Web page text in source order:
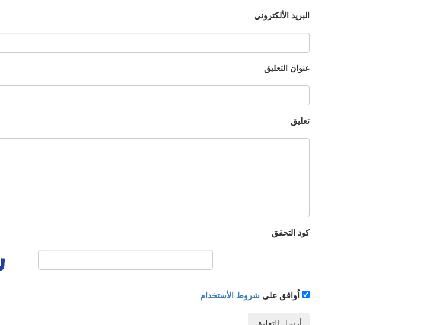
البريد الألكتروني
عنوان التعليق
تعليق
كود التحقق
اُوافق على شروط الأستخدام
أرسل التعليق